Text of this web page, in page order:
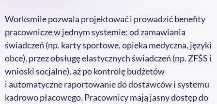
Worksmile pozwala projektować i prowadzić benefity
pracownicze w jednym systemie: od zamawiania
świadczeń (np. karty sportowe, opieka medyczna, języki
obce), przez obsługę elastycznych świadczeń (np. ZFŚS i
wnioski socjalne), aż po kontrolę budżetów
i automatyczne raportowanie do dostawców i systemu
kadrowo płacowego. Pracownicy mają jasny dostęp do